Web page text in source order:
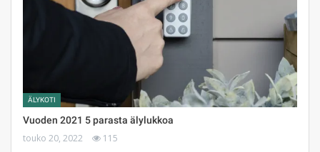
ÄLYKOTI
Vuoden 2021 5 parasta älylukkoa
touko 20, 2022 115